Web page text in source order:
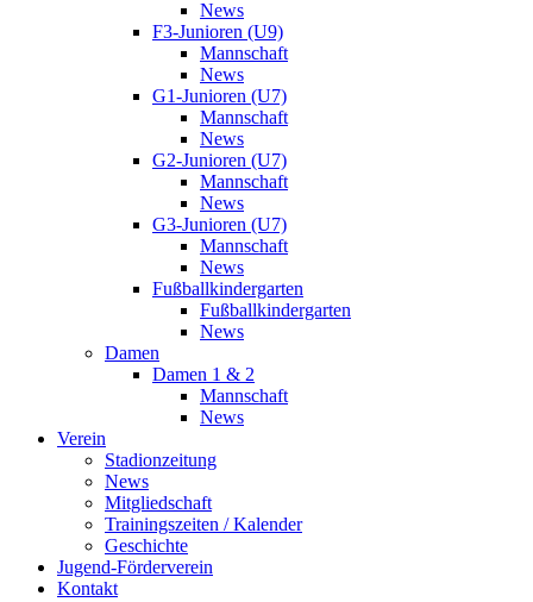
News
F3-Junioren (U9)
Mannschaft
News
G1-Junioren (U7)
Mannschaft
News
G2-Junioren (U7)
Mannschaft
News
G3-Junioren (U7)
Mannschaft
News
Fußballkindergarten
Fußballkindergarten
News
Damen
Damen 1 & 2
Mannschaft
News
Verein
Stadionzeitung
News
Mitgliedschaft
Trainingszeiten / Kalender
Geschichte
Jugend-Förderverein
Kontakt